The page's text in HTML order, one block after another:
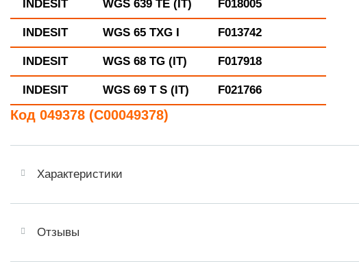
INDESIT WGS 639 TE (IT) F018005
INDESIT WGS 65 TXG I F013742
INDESIT WGS 68 TG (IT) F017918
INDESIT WGS 69 T S (IT) F021766
Код 049378 (C00049378)
Характеристики
Отзывы